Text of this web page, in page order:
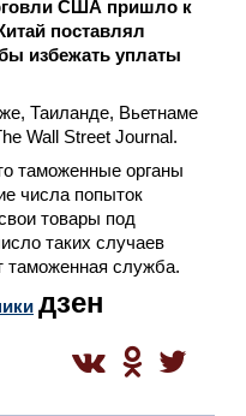
США пришло к
поставлял
избежать уплаты
Таиланде, Вьетнаме
Wall Street Journal.
таможенные органы
числа попыток
товары под
таких случаев
таможенная служба.
дзен